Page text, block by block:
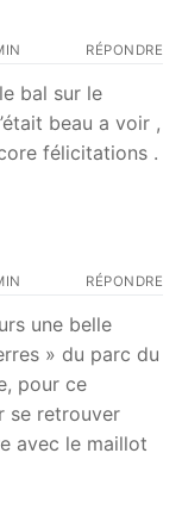
RÉPONDRE
bal sur le
beau a voir ,
félicitations .
RÉPONDRE
une belle
» du parc du
pour ce
se retrouver
avec le maillot